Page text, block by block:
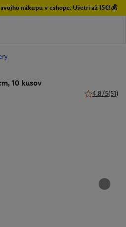
nákupu v eshope. Ušetri až 15€!💰
10 kusov
4.8/5(51)